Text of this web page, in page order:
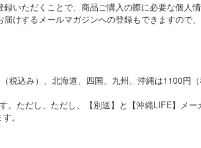
いただくことで、商品ご購入の際に必要な個
けするメールマガジンへの登録もできますの
込み）、北海道、四国、九州、沖縄は1100円
ただし、ただし、【別送】と【沖縄LIFE】メ
。